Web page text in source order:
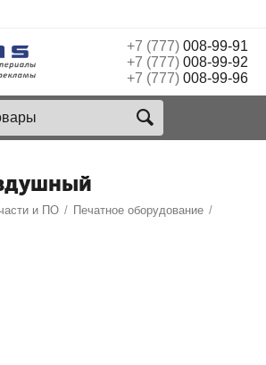
+7 (777)008-99-91
+7 (777)008-99-92
+7 (777)008-99-96
и ПО / Печатное оборудование /